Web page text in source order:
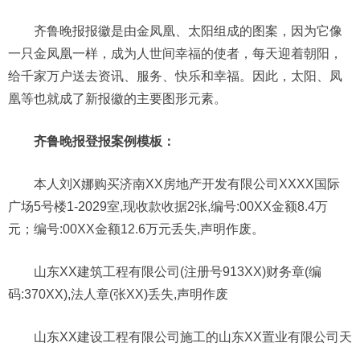
齐鲁晚报报徽是由金凤凰、太阳组成的图案，因为它像
一只金凤凰一样，成为人世间幸福的使者，每天迎着朝阳，
给千家万户送去资讯、服务、快乐和幸福。因此，太阳、凤
凰等也就成了新报徽的主要图形元素。
齐鲁晚报登报案例模板：
本人刘X娜购买济南XX房地产开发有限公司XXXX国际
广场5号楼1-2029室,现收款收据2张,编号:00XX金额8.4万
元；编号:00XX金额12.6万元丢失,声明作废。
山东XX建筑工程有限公司(注册号913XX)财务章(编
码:370XX),法人章(张XX)丢失,声明作废
山东XX建设工程有限公司施工的山东XX置业有限公司天